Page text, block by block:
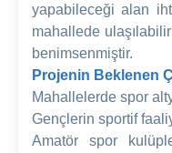
yapabileceği alan
mahallede
benimsenmiştir.
Projenin Beklenen
Mahallelerde spor
Gençlerin sportif
Amatör spor